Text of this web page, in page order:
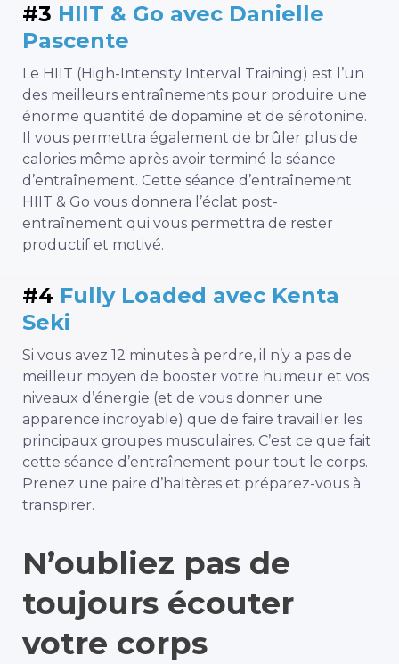
#3 HIIT & Go avec Danielle
Pascente
Le HIIT (High-Intensity Interval Training) est l’un
des meilleurs entraînements pour produire une
énorme quantité de dopamine et de sérotonine.
Il vous permettra également de brûler plus de
calories même après avoir terminé la séance
d’entraînement. Cette séance d’entraînement
HIIT & Go vous donnera l’éclat post-
entraînement qui vous permettra de rester
productif et motivé.
#4 Fully Loaded avec Kenta
Seki
Si vous avez 12 minutes à perdre, il n’y a pas de
meilleur moyen de booster votre humeur et vos
niveaux d’énergie (et de vous donner une
apparence incroyable) que de faire travailler les
principaux groupes musculaires. C’est ce que fait
cette séance d’entraînement pour tout le corps.
Prenez une paire d’haltères et préparez-vous à
transpirer.
N’oubliez pas de
toujours écouter
votre corps